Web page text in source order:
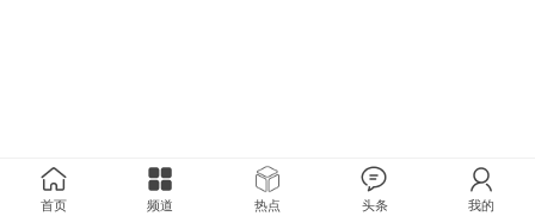
首页 频道 热点 头条 我的